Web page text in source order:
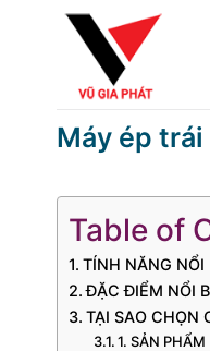
Máy ép
Table of
TÍNH NĂNG NỔI
ĐẶC ĐIỂM NỔI
TẠI SAO CHỌN
1. SẢN